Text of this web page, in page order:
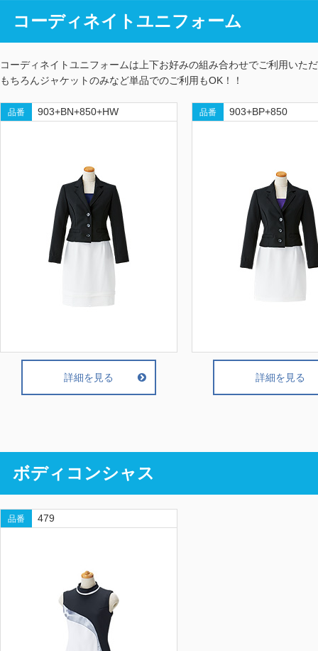
コーディネイトユニフォーム
コーディネイトユニフォームは上下お好みの組み合わせでご利用いた
もちろんジャケットのみなど単品でのご利用もOK！！
品番 903+BN+850+HW
詳細を見る
品番 903+BP+850
詳細を見る
ボディコンシャス
品番 479